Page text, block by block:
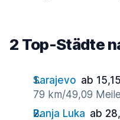
2 Top-Städte
Sarajevo ab
79 km/49,09
Banja Luka ab